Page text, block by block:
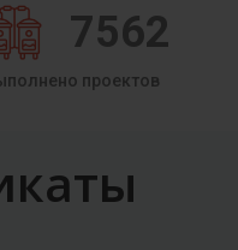
7562
проектов